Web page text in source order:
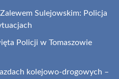
Sulejowskim: Policja
Policji w Tomaszowie
kolejowo-drogowych –